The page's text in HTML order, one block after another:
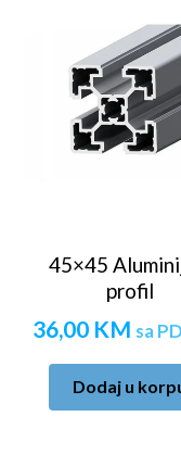
45×45
profil
36,00 KM sa
Dodaj u